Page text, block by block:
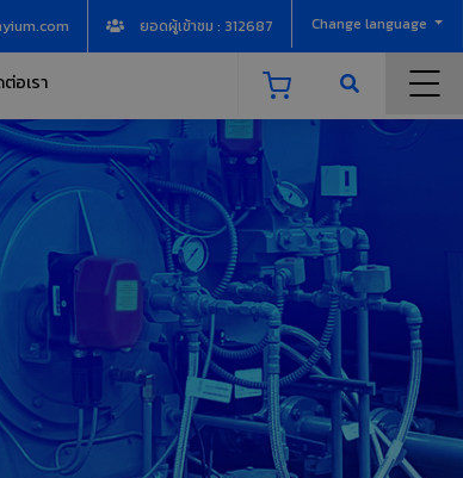
ยอดผู้เข้าชม : 312687 Change language
อเรา